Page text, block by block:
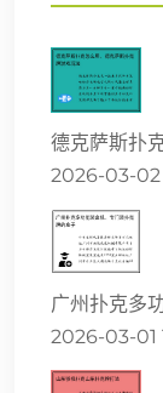
德克萨斯扑
2026-03-02
广州扑克多
2026-03-01